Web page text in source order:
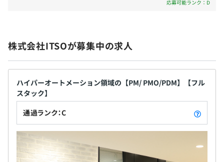
社会保険完備（健康保険・厚生年金加入・雇用保険・労災
保険）
協会けんぽ加入
有期雇用
定パートナー ・国内トップクラスの構築実績 ・RPA
デベロッパー上級資格保有者多数 ●「Automation
Anywhere」認定パートナー ・マスターコース資格
保有者数多数 上記の実績のほかに、大手コンサルテ
ィングファーム出身のメンバーやエンジニアも多く
在籍しており、コンサル力と技術力の両面において
強みを持っています。そうした実績からクライアント
の8割が上場企業。金融機関やエネルギー、CVS、飲
料メーカーなど、多彩な業種に及び、導入実績は国
内有数の規模を誇っています。
応募可能ランク：D
株式会社ITSOが募集中の求人
ハイパーオートメーション領域の【PM/ PMO/PDM】【フル
スタック】
通過ランク：C